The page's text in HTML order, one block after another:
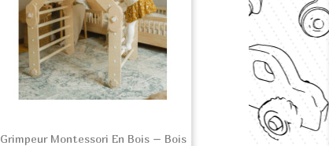
Grimpeur Montessori En Bois – Bois